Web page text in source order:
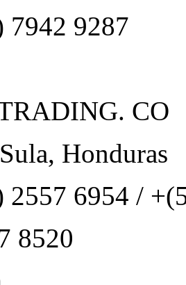
7942 9287
CO
Honduras
2557 6954 /
8520